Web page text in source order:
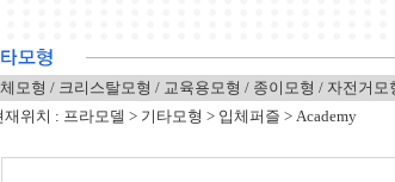
모형 / 크리스탈모형 / 교육용모형 / 종이모형 / 자전거모
재위치 : 프라모델 > 기타모형 > 입체퍼즐 > Academy